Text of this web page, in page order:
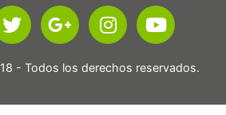
- Todos los derechos reservados.